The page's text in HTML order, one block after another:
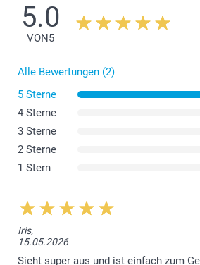
Wunschfarbe für Ihre
Grusskarten:
Ab 0.00 CHF
Preis und Verfügbarkeit der Optionen
Papier 120 g
Weiss (voreingestellt)
Braunes Kraftpapier
Papier 160 g
Luxuriöses Weiss
5.0
VON5
Alle Bewertungen (2)
5 Sterne
4 Sterne
3 Sterne
2 Sterne
1 Stern
Iris,
15.05.2026
Sieht super aus und ist einfach zum